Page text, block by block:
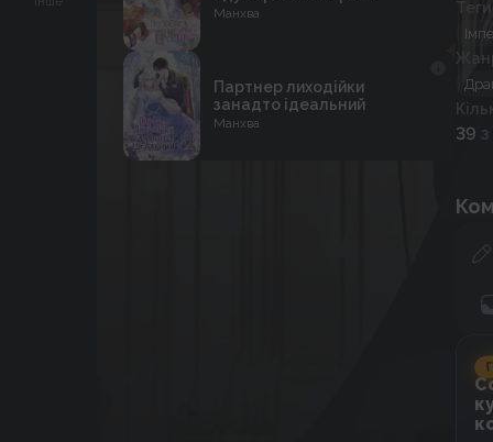
Манхва
Партнер лиходійки
занадто ідеальний
Манхва
Теги
39